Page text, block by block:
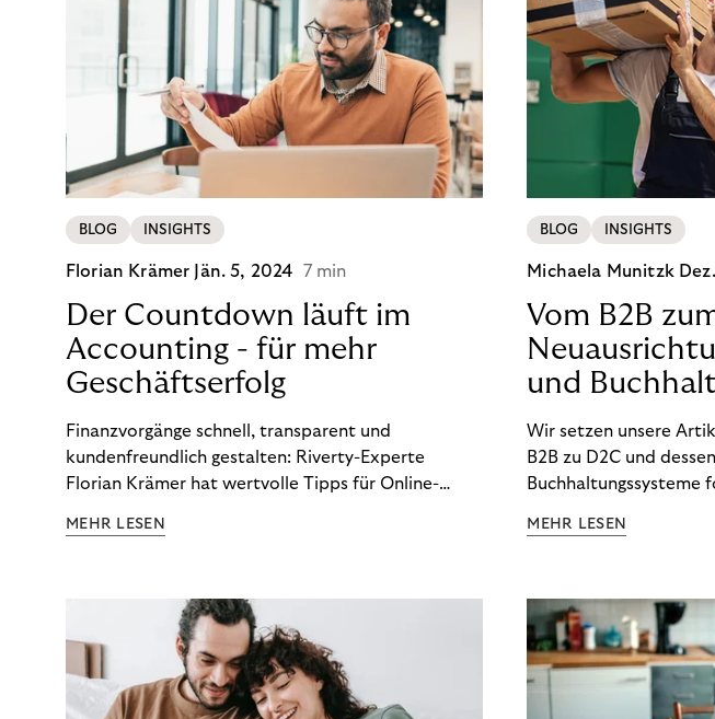
BLOG INSIGHTS
Florian Krämer Jän. 5, 2024 7 min
Der Countdown läuft im
Accounting - für mehr
Geschäftserfolg
Finanzvorgänge schnell, transparent und
kundenfreundlich gestalten: Riverty-Experte
Florian Krämer hat wertvolle Tipps für Online-
möchten.
MEHR LESEN
BLOG INSIGHTS
Michaela Munitzk
Vom B2B
und
Wir setzen unsere
B2B zu D2C und
Buchhaltungssysteme
im D2C-Bereich.
MEHR LESEN